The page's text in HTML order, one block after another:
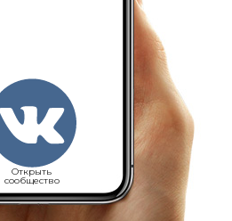
Открыть
сообщество